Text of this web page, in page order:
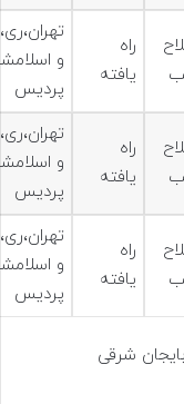
راه
یافته
و
پردیس
راه
یافته
و
پردیس
راه
یافته
و
پردیس
شرقی